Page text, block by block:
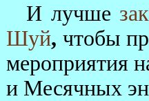
И лучше
Шуй, чтобы
мероприятия
и Месячных